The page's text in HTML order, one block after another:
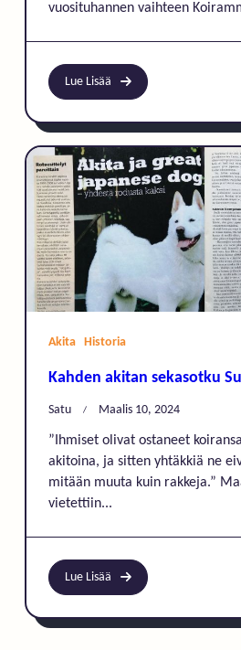
vuosituhannen vaihteen
Lue Lisää
Akita Historia
Kahden akitan sekasotku
Satu Maalis 10, 2024
”Ihmiset olivat ostaneet
akitoina, ja sitten yhtäkkiä ne
mitään muuta kuin rakkeja.”
vietettiin...
Lue Lisää